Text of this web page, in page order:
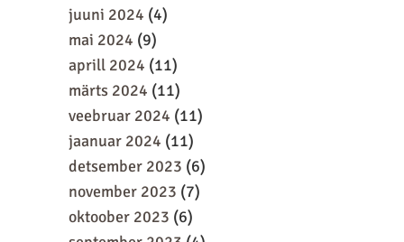
juuni 2024 (4)
mai 2024 (9)
aprill 2024 (11)
märts 2024 (11)
veebruar 2024 (11)
jaanuar 2024 (11)
detsember 2023 (6)
november 2023 (7)
oktoober 2023 (6)